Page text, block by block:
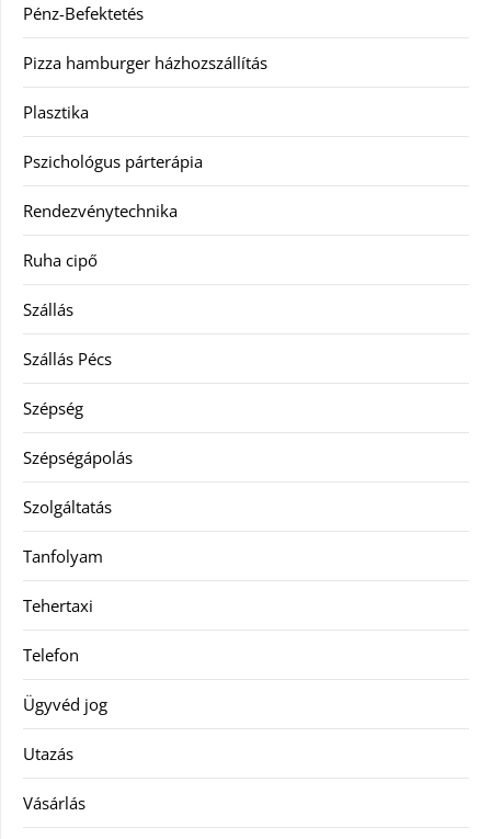
Pénz-Befektetés
Pizza hamburger házhozszállítás
Plasztika
Pszichológus párterápia
Rendezvénytechnika
Ruha cipő
Szállás
Szállás Pécs
Szépség
Szépségápolás
Szolgáltatás
Tanfolyam
Tehertaxi
Telefon
Ügyvéd jog
Utazás
Vásárlás